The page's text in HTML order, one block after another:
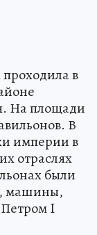
в
На площади
В
империи в
отраслях
были
машины,
I